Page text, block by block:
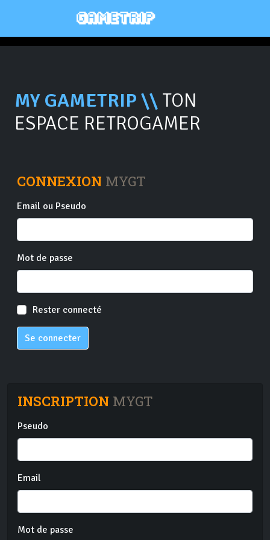
MY GAMETRIP \\ TON
ESPACE RETROGAMER
CONNEXION MYGT
Email ou Pseudo
Mot de passe
Rester connecté
Se connecter
INSCRIPTION MYGT
Pseudo
Email
Mot de passe